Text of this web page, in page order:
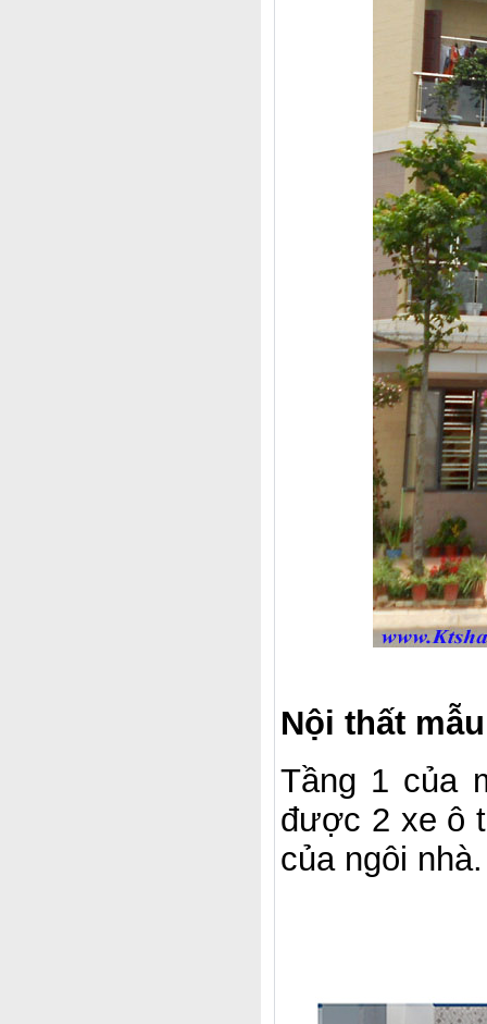
Nội thất
Tầng 1 của
được 2 xe ô
của ngôi nhà.